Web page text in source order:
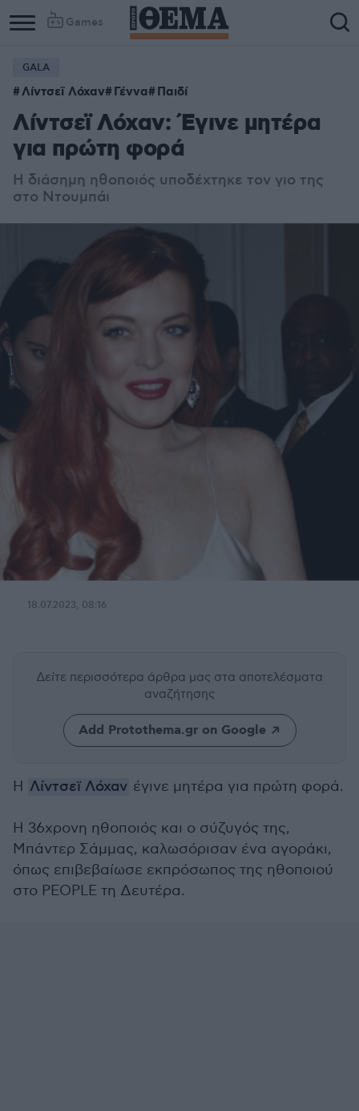
Games
GALA
Λίντσεϊ Λόχαν Γέννα Παιδί
Λίντσεϊ Λόχαν: Έγινε μητέρα
για πρώτη φορά
Η διάσημη ηθοποιός υποδέχτηκε τον γιο της
στο Ντουμπάι
18.07.2023, 08:16
Δείτε περισσότερα άρθρα μας στα αποτελέσματα
αναζήτησης
Add Protothema.gr on Google
Η Λίντσεϊ Λόχαν έγινε μητέρα για πρώτη φορά.
Η 36χρονη ηθοποιός και ο σύζυγός της,
Μπάντερ Σάμμας, καλωσόρισαν ένα αγοράκι,
όπως επιβεβαίωσε εκπρόσωπος της ηθοποιού
στο PEOPLE τη Δευτέρα.